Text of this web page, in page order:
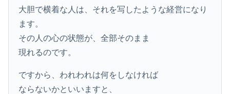
大胆で横着な人は、それを写したような経営になり
ます。
その人の心の状態が、全部そのまま
現れるのです。
ですから、われわれは何をしなければ
ならないかといいますと、